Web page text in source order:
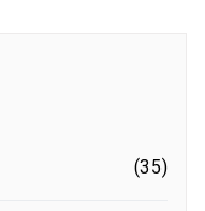
(35)